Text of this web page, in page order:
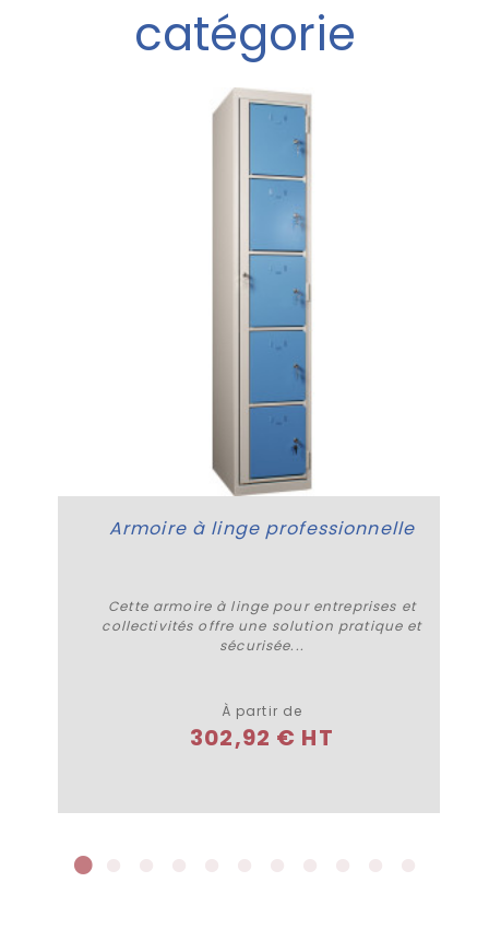
catégorie
Armoire à linge professionnelle
Cette armoire à linge pour entreprises et
collectivités offre une solution pratique et
sécurisée...
À partir de
302,92 € HT